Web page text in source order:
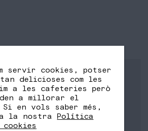
servir cookies, potser
delicioses com les
a les cafeteries però
a millorar el
en vols saber més,
la nostra Política